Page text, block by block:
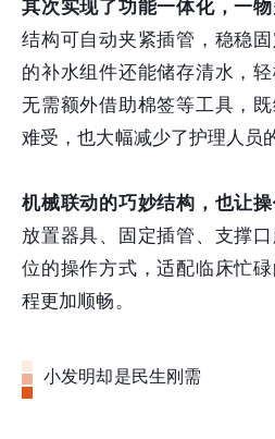
其次实现了功能一体化，一物
结构可自动夹紧插管，稳稳
的补水组件还能储存清水，轻
无需额外借助棉签等工具，
难受，也大幅减少了护理人员
机械联动的巧妙结构，也让操
放置器具、固定插管、支撑
位的操作方式，适配临床忙
程更加顺畅。
小发明却是民生刚需